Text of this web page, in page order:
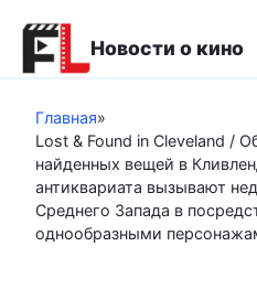
контенту
Новости о кино
Главная»
Lost & Found in Cleveland /
найденных вещей в
антиквариата вызывают
Среднего Запада в
однообразными